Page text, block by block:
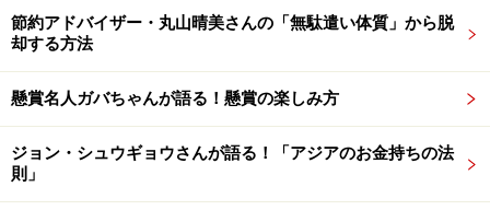
※夏ボーナス予測をはじめ、投資や年金など、皆さんの
さまざまなお金のエピソードを
からぜひお寄せく
ださい。エピソードの採用で3000円分のAmazonギフト
券をもれなくプレゼント
ーーーーーーーーーーーーーーーー
節約アドバイザー・丸山晴美さんの「無駄遣い体質」から脱
却する方法
懸賞名人ガバちゃんが語る！懸賞の楽しみ方
ジョン・シュウギョウさんが語る！「アジアのお金持ちの法
則」